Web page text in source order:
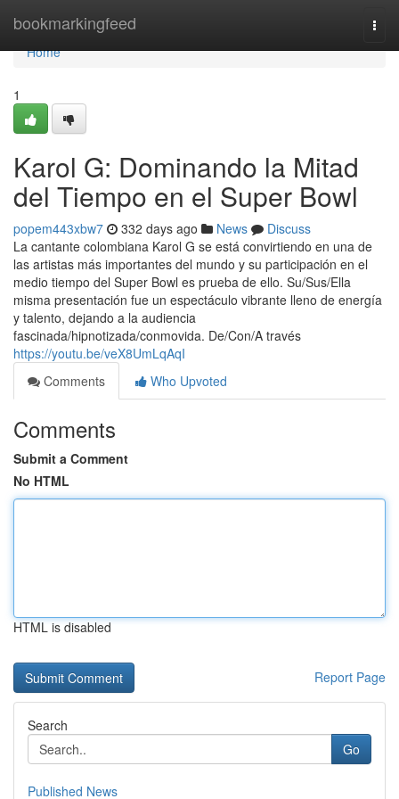
bookmarkingfeed
Home
Home
1
Karol G: Dominando la Mitad
del Tiempo en el Super Bowl
popem443xbw7 332 days ago News
Discuss
La cantante colombiana Karol G se está convirtiendo en una de
las artistas más importantes del mundo y su participación en el
medio tiempo del Super Bowl es prueba de ello. Su/Sus/Ella
misma presentación fue un espectáculo vibrante lleno de energía
y talento, dejando a la audiencia
fascinada/hipnotizada/conmovida. De/Con/A través
https://youtu.be/veX8UmLqAqI
Comments
Who Upvoted
Comments
Submit a Comment
No HTML
HTML is disabled
Report Page
Search
Go
Published News